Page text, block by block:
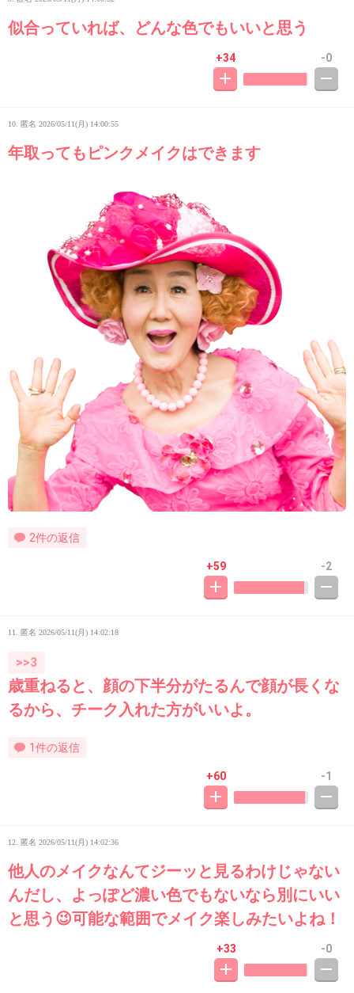
似合っていれば、どんな色でもいいと思う
+34 -0
10. 匿名 2026/05/11(月) 14:00:55
年取ってもピンクメイクはできます
2件の返信
+59 -2
11. 匿名 2026/05/11(月) 14:02:18
>>3
歳重ねると、顔の下半分がたるんで顔が長くな
るから、チーク入れた方がいいよ。
1件の返信
+60 -1
12. 匿名 2026/05/11(月) 14:02:36
他人のメイクなんてジーッと見るわけじゃない
んだし、よっぽど濃い色でもないなら別にいい
と思う😉可能な範囲でメイク楽しみたいよね！
+33 -0